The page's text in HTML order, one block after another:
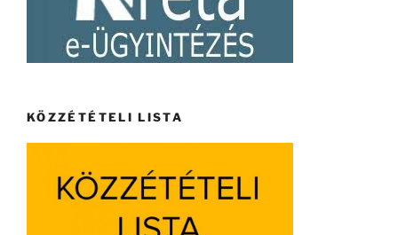
KÖZZÉTÉTELI LISTA